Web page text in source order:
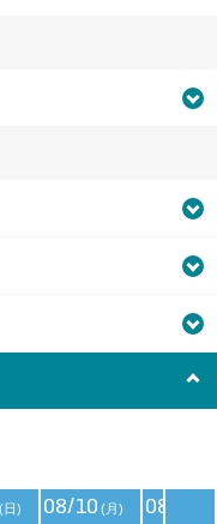
(日) 08/10 (月) 08/11